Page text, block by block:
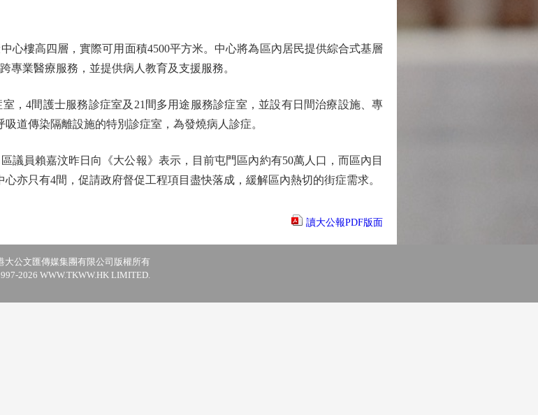
樓高四層，實際可用面積4500平方米。中心將為區內居民提供綜合式基層
專業醫療服務，並提供病人教育及支援服務。
4間護士服務診症室及21間多用途服務診症室，並設有日間治療設施、專
道傳染隔離設施的特別診症室，為發燒病人診症。
員賴嘉汶昨日向《大公報》表示，目前屯門區內約有50萬人口，而區內目
亦只有4間，促請政府督促工程項目盡快落成，緩解區內熱切的街症需求。
讀大公報PDF版面
大公文匯傳媒集團有限公司版權所有
2026 WWW.TKWW.HK LIMITED.